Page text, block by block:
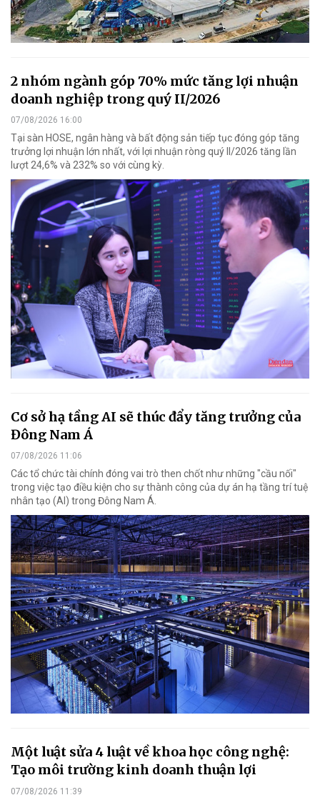
2 nhóm ngành góp 70% mức tăng lợi nhuận
doanh nghiệp trong quý II/2026
07/08/2026 16:00
Tại sàn HOSE, ngân hàng và bất động sản tiếp tục đóng góp tăng
trưởng lợi nhuận lớn nhất, với lợi nhuận ròng quý II/2026 tăng lần
lượt 24,6% và 232% so với cùng kỳ.
Cơ sở hạ tầng AI sẽ thúc đẩy tăng trưởng của
Đông Nam Á
07/08/2026 11:06
Các tổ chức tài chính đóng vai trò then chốt như những "cầu nối"
trong việc tạo điều kiện cho sự thành công của dự án hạ tầng trí tuệ
nhân tạo (AI) trong Đông Nam Á.
Một luật sửa 4 luật về khoa học công nghệ:
Tạo môi trường kinh doanh thuận lợi
07/08/2026 11:39